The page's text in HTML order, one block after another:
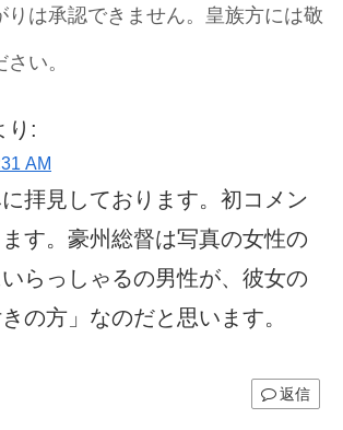
りは承認できません。皇族方には敬
い。
り:
AM
拝見しております。初コメン
ます。豪州総督は写真の女性の
らっしゃるの男性が、彼女の
の方」なのだと思います。
返信